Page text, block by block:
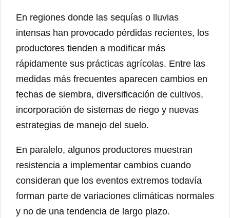
En regiones donde las sequías o lluvias
intensas han provocado pérdidas recientes, los
productores tienden a modificar más
rápidamente sus prácticas agrícolas. Entre las
medidas más frecuentes aparecen cambios en
fechas de siembra, diversificación de cultivos,
incorporación de sistemas de riego y nuevas
estrategias de manejo del suelo.
En paralelo, algunos productores muestran
resistencia a implementar cambios cuando
consideran que los eventos extremos todavía
forman parte de variaciones climáticas normales
y no de una tendencia de largo plazo.